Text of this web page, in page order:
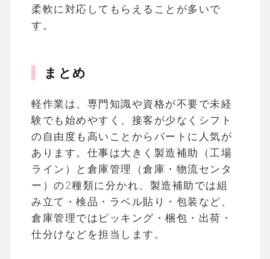
柔軟に対応してもらえることが多いで
す。
まとめ
軽作業は、専門知識や資格が不要で未経
験でも始めやすく、接客が少なくシフト
の自由度も高いことからパートに人気が
あります。仕事は大きく製造補助（工場
ライン）と倉庫管理（倉庫・物流センタ
ー）の2種類に分かれ、製造補助では組
み立て・検品・ラベル貼り・包装など、
倉庫管理ではピッキング・梱包・出荷・
仕分けなどを担当します。